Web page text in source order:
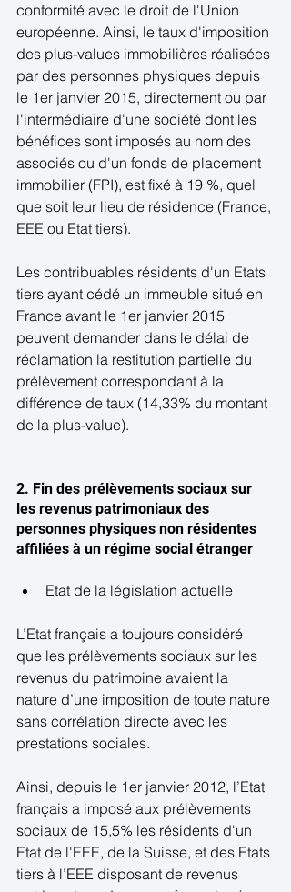
conformité avec le droit de l'Union
européenne. Ainsi, le taux d'imposition
des plus-values immobilières réalisées
par des personnes physiques depuis
le 1er janvier 2015, directement ou par
l'intermédiaire d'une société dont les
bénéfices sont imposés au nom des
associés ou d'un fonds de placement
immobilier (FPI), est fixé à 19 %, quel
que soit leur lieu de résidence (France,
EEE ou Etat tiers).
Les contribuables résidents d'un Etats
tiers ayant cédé un immeuble situé en
France avant le 1er janvier 2015
peuvent demander dans le délai de
réclamation la restitution partielle du
prélèvement correspondant à la
différence de taux (14,33% du montant
de la plus-value).
2. Fin des prélèvements sociaux sur
les revenus patrimoniaux des
personnes physiques non résidentes
affiliées à un régime social étranger
Etat de la législation actuelle
L’Etat français a toujours considéré
que les prélèvements sociaux sur les
revenus du patrimoine avaient la
nature d’une imposition de toute nature
sans corrélation directe avec les
prestations sociales.
Ainsi, depuis le 1er janvier 2012, l’Etat
français a imposé aux prélèvements
sociaux de 15,5% les résidents d'un
Etat de l'EEE, de la Suisse, et des Etats
tiers à l’EEE disposant de revenus